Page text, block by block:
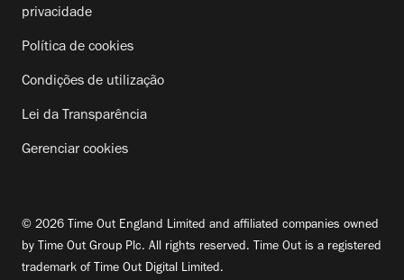
privacidade
Política de cookies
Condições de utilização
Lei da Transparência
Gerenciar cookies
© 2026 Time Out England Limited and affiliated companies owned
by Time Out Group Plc. All rights reserved. Time Out is a registered
trademark of Time Out Digital Limited.